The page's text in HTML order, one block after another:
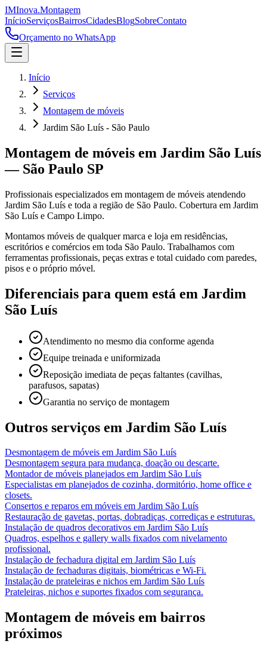
IMInova.Montagem
InícioServiçosBairrosCidadesBlogSobreContato
Orçamento no WhatsApp
Início
Serviços
Montagem de móveis
Jardim São Luís - São Paulo
Montagem de móveis em Jardim São Luís
— São Paulo SP
Profissionais especializados em montagem de móveis atendendo
Jardim São Luís e toda a região de São Paulo. Cobertura em Jardim
São Luís e Campo Limpo.
Montamos móveis de qualquer marca e loja em residências,
escritórios e comércios em toda São Paulo. Trabalhamos com
ferramentas profissionais, peças extras e total cuidado com paredes,
pisos e o próprio móvel.
Diferenciais para quem está em Jardim
São Luís
Atendimento no mesmo dia conforme agenda
Equipe treinada e uniformizada
Reposição imediata de peças faltantes (cavilhas,
parafusos, sapatas)
Garantia no serviço de montagem
Outros serviços em Jardim São Luís
Desmontagem de móveis em Jardim São Luís
Desmontagem segura para mudança, doação ou descarte.
Montador de móveis planejados em Jardim São Luís
Especialistas em planejados de cozinha, dormitório, home office e
closets.
Consertos e reparos em móveis em Jardim São Luís
Restauração de gavetas, portas, dobradiças, corrediças e estruturas.
Instalação de quadros decorativos em Jardim São Luís
Quadros, espelhos e gallery walls fixados com nivelamento
profissional.
Instalação de fechadura digital em Jardim São Luís
Instalação de fechaduras digitais, biométricas e Wi-Fi.
Instalação de prateleiras e nichos em Jardim São Luís
Prateleiras, nichos e suportes fixados com segurança.
Montagem de móveis em bairros
próximos